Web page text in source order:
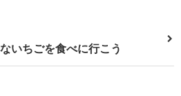
いちごを食べに行こう